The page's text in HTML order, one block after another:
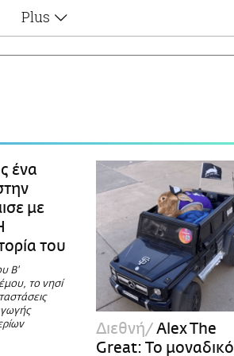
Plus
Οι Αθηναίοι
Απώλειες
Lgbtqi+
ένα
με
του
Β'
το νησί
Διεθνή Alex The
Great: Το μοναδικό